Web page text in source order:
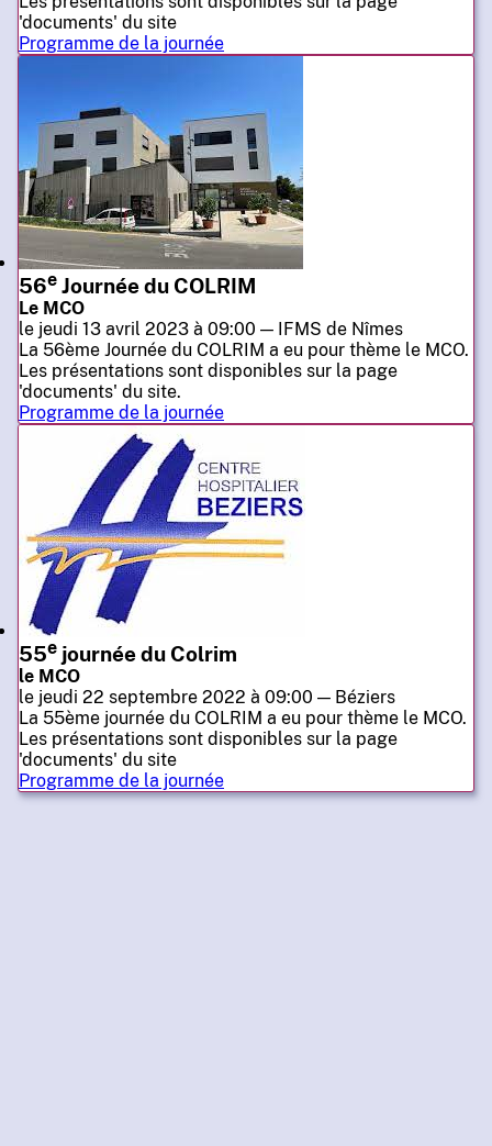
'documents' du site
Programme de la journée
56e Journée du COLRIM
Le MCO
le jeudi 13 avril 2023 à 09:00 — IFMS de Nîmes
La 56ème Journée du COLRIM a eu pour thème le MCO.
Les présentations sont disponibles sur la page
'documents' du site.
Programme de la journée
55e journée du Colrim
le MCO
le jeudi 22 septembre 2022 à 09:00 — Béziers
La 55ème journée du COLRIM a eu pour thème le MCO.
Les présentations sont disponibles sur la page
'documents' du site
Programme de la journée